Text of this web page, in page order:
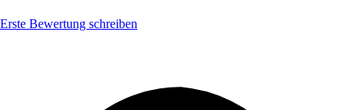
Erste Bewertung schreiben